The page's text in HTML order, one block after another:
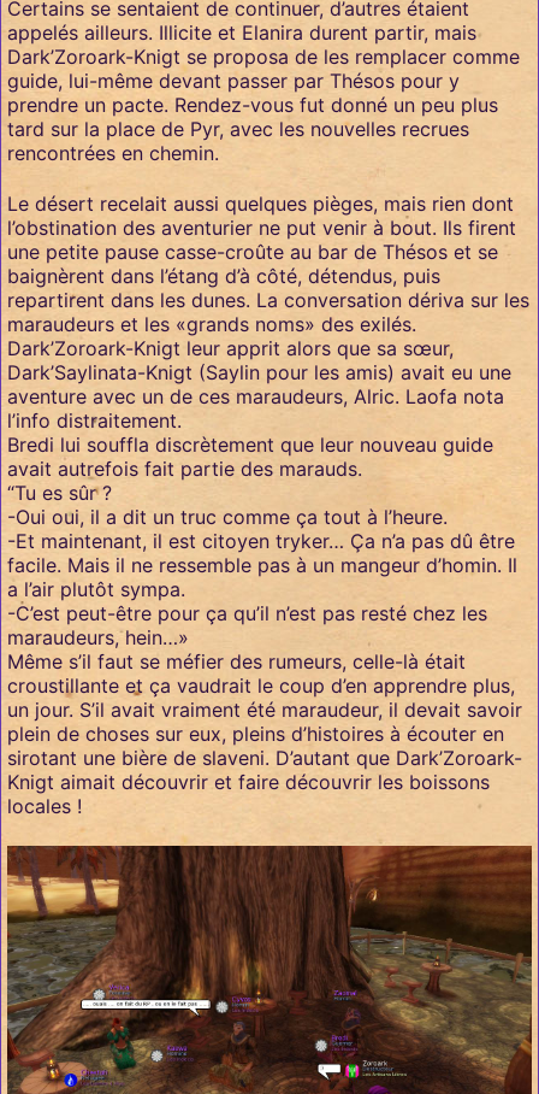
Certains se sentaient de continuer, d’autres étaient
appelés ailleurs. Illicite et Elanira durent partir, mais
Dark’Zoroark-Knigt se proposa de les remplacer comme
guide, lui-même devant passer par Thésos pour y
prendre un pacte. Rendez-vous fut donné un peu plus
tard sur la place de Pyr, avec les nouvelles recrues
rencontrées en chemin.
Le désert recelait aussi quelques pièges, mais rien dont
l’obstination des aventurier ne put venir à bout. Ils firent
une petite pause casse-croûte au bar de Thésos et se
baignèrent dans l’étang d’à côté, détendus, puis
repartirent dans les dunes. La conversation dériva sur les
maraudeurs et les «grands noms» des exilés.
Dark’Zoroark-Knigt leur apprit alors que sa sœur,
Dark’Saylinata-Knigt (Saylin pour les amis) avait eu une
aventure avec un de ces maraudeurs, Alric. Laofa nota
l’info distraitement.
Bredi lui souffla discrètement que leur nouveau guide
avait autrefois fait partie des marauds.
“Tu es sûr ?
-Oui oui, il a dit un truc comme ça tout à l’heure.
-Et maintenant, il est citoyen tryker… Ça n’a pas dû être
facile. Mais il ne ressemble pas à un mangeur d’homin. Il
a l’air plutôt sympa.
-C’est peut-être pour ça qu’il n’est pas resté chez les
maraudeurs, hein…»
Même s’il faut se méfier des rumeurs, celle-là était
croustillante et ça vaudrait le coup d’en apprendre plus,
un jour. S’il avait vraiment été maraudeur, il devait savoir
plein de choses sur eux, pleins d’histoires à écouter en
sirotant une bière de slaveni. D’autant que Dark’Zoroark-
Knigt aimait découvrir et faire découvrir les boissons
locales !